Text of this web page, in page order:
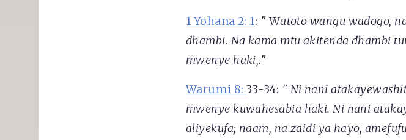
1 Yohana 2: 1: "Watoto wangu wadogo,
dhambi. Na kama mtu akitenda dhambi
mwenye haki,."
Warumi 8: 33-34: " Ni nani
mwenye kuwahesabia haki. Ni nani
aliyekufa; naam, na zaidi ya hayo,